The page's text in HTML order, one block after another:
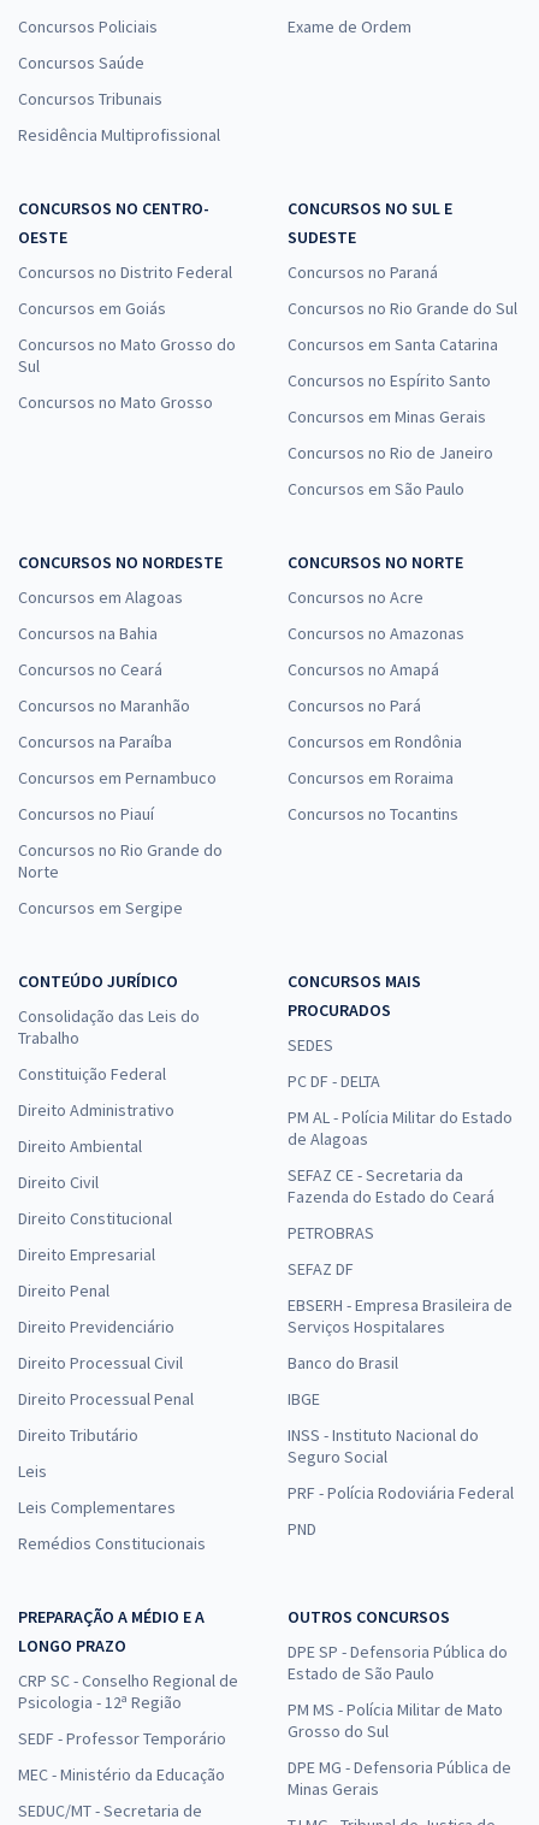
Concursos Policiais
Concursos Saúde
Concursos Tribunais
Residência Multiprofissional
Exame de Ordem
CONCURSOS NO CENTRO-
OESTE
Concursos no Distrito Federal
Concursos em Goiás
Concursos no Mato Grosso do
Sul
Concursos no Mato Grosso
CONCURSOS NO SUL E
SUDESTE
Concursos no Paraná
Concursos no Rio Grande do Sul
Concursos em Santa Catarina
Concursos no Espírito Santo
Concursos em Minas Gerais
Concursos no Rio de Janeiro
Concursos em São Paulo
CONCURSOS NO NORDESTE
Concursos em Alagoas
Concursos na Bahia
Concursos no Ceará
Concursos no Maranhão
Concursos na Paraíba
Concursos em Pernambuco
Concursos no Piauí
Concursos no Rio Grande do
Norte
Concursos em Sergipe
CONCURSOS NO NORTE
Concursos no Acre
Concursos no Amazonas
Concursos no Amapá
Concursos no Pará
Concursos em Rondônia
Concursos em Roraima
Concursos no Tocantins
CONTEÚDO JURÍDICO
Consolidação das Leis do
Trabalho
Constituição Federal
Direito Administrativo
Direito Ambiental
Direito Civil
Direito Constitucional
Direito Empresarial
Direito Penal
Direito Previdenciário
Direito Processual Civil
Direito Processual Penal
Direito Tributário
Leis
Leis Complementares
Remédios Constitucionais
CONCURSOS MAIS
PROCURADOS
SEDES
PC DF - DELTA
PM AL - Polícia Militar do Estado
de Alagoas
SEFAZ CE - Secretaria da
Fazenda do Estado do Ceará
PETROBRAS
SEFAZ DF
EBSERH - Empresa Brasileira de
Serviços Hospitalares
Banco do Brasil
IBGE
INSS - Instituto Nacional do
Seguro Social
PRF - Polícia Rodoviária Federal
PND
PREPARAÇÃO A MÉDIO E A
LONGO PRAZO
CRP SC - Conselho Regional de
Psicologia - 12ª Região
SEDF - Professor Temporário
MEC - Ministério da Educação
SEDUC/MT - Secretaria de
OUTROS CONCURSOS
DPE SP - Defensoria Pública do
Estado de São Paulo
PM MS - Polícia Militar de Mato
Grosso do Sul
DPE MG - Defensoria Pública de
Minas Gerais